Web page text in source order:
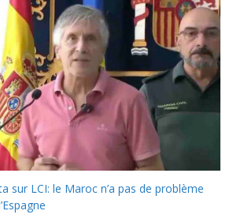
sur LCI: le Maroc n’a pas de problème